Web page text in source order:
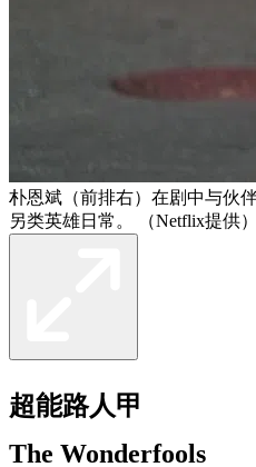
朴恩斌（前排右）在剧中与伙
另类英雄日常。 （Netflix提供）
超能路人甲
The Wonderfools